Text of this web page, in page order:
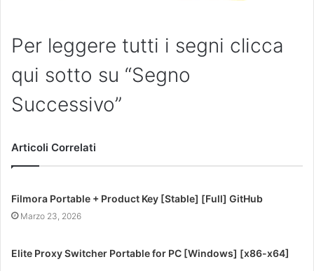
Per leggere tutti i segni clicca
qui sotto su “Segno
Successivo”
Articoli Correlati
Filmora Portable + Product Key [Stable] [Full] GitHub
Marzo 23, 2026
Elite Proxy Switcher Portable for PC [Windows] [x86-x64]